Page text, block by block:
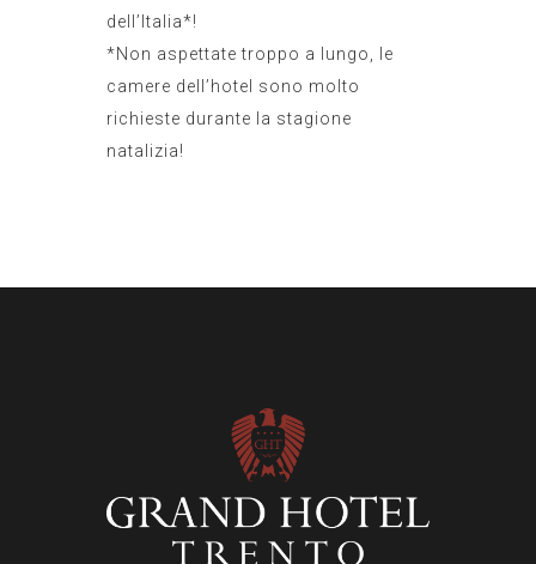
dell’Italia*!
*Non aspettate troppo a lungo, le
camere dell’hotel sono molto
richieste durante la stagione
natalizia!